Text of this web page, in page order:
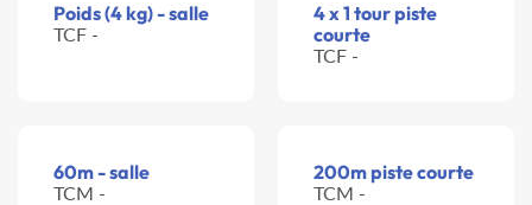
Poids (4 kg) - salle
TCF -
4 x 1 tour piste
courte
TCF -
60m - salle
TCM -
200m piste courte
TCM -